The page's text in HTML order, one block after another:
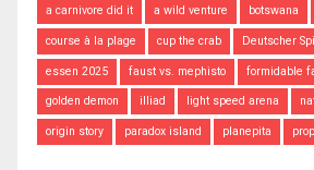
a carnivore did it a wild venture botswana
course à la plage cup the crab Deutscher
essen 2025 faust vs. mephisto formidable
golden demon illiad light speed arena
origin story paradox island planepita